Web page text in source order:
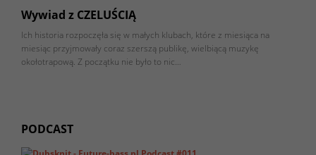
Wywiad z CZELUŚCIĄ
Ich historia rozpoczęła się w małych klubach, które z miesiąca na
miesiąc przyjmowały coraz szerszą publikę, wielbiącą muzykę
okołotrapową. Z początku nie było to nic…
PODCAST